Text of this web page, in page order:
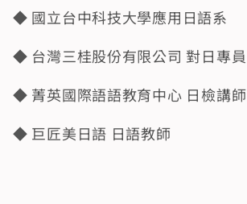
◆ 國立台中科技大學應用日語系
◆ 台灣三桂股份有限公司 對日專員
◆ 菁英國際語語教育中心 日檢講師
◆ 巨匠美日語 日語教師